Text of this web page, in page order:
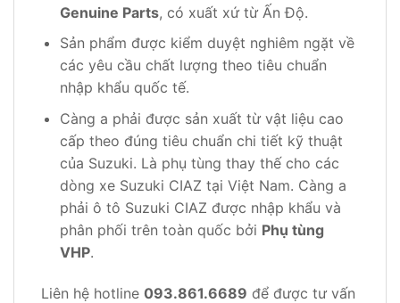
Genuine Parts, có xuất xứ từ Ấn Độ.
Sản phẩm được kiểm duyệt nghiêm ngặt về
các yêu cầu chất lượng theo tiêu chuẩn
nhập khẩu quốc tế.
Càng a phải được sản xuất từ vật liệu cao
cấp theo đúng tiêu chuẩn chi tiết kỹ thuật
của Suzuki. Là phụ tùng thay thế cho các
dòng xe Suzuki CIAZ tại Việt Nam. Càng a
phải ô tô Suzuki CIAZ được nhập khẩu và
phân phối trên toàn quốc bởi Phụ tùng
VHP.
Liên hệ hotline 093.861.6689 để được tư vấn